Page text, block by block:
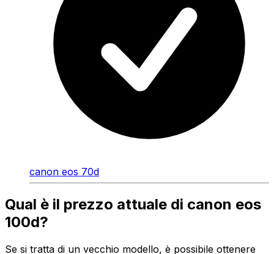
canon eos 70d
Qual è il prezzo attuale di canon eos
100d?
Se si tratta di un vecchio modello, è possibile ottenere